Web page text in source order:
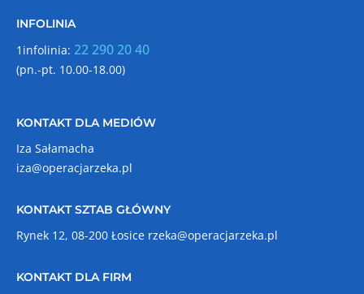
INFOLINIA
1infolinia: 22 290 20 40
(pn.-pt. 10.00-18.00)
KONTAKT DLA MEDIÓW
Iza Sałamacha
iza@operacjarzeka.pl
KONTAKT SZTAB GŁÓWNY
Rynek 12, 08-200 Łosice rzeka@operacjarzeka.pl
KONTAKT DLA FIRM